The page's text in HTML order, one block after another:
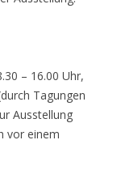
– 16.00 Uhr,
Tagungen
Ausstellung
vor einem